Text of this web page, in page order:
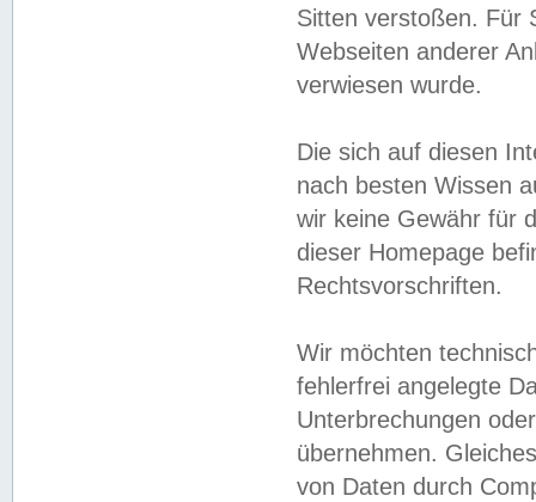
Sitten verstoßen. Für
Webseiten anderer
verwiesen wurde.
Die sich auf diesen
nach besten Wissen
wir keine Gewähr für
dieser Homepage
Rechtsvorschriften.
Wir möchten
fehlerfrei angelegte
Unterbrechungen
übernehmen.
von Daten durch